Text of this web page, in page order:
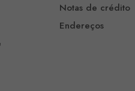
Notas de crédito
Endereços